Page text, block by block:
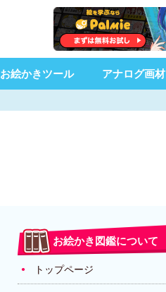
お絵かきツール アナログ画材
お絵かき図鑑について
トップページ